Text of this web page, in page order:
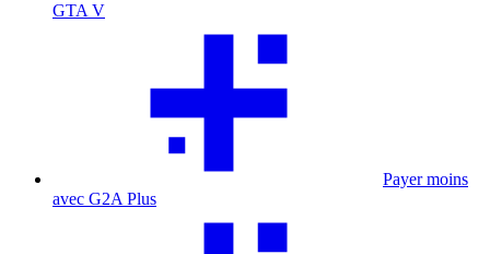
GTA V
Payer moins
avec G2A Plus